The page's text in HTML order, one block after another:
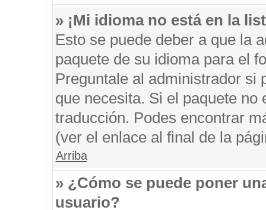
» ¡Mi idioma no está en la
Esto se puede deber a que la
paquete de su idioma para el
Preguntale al administrador si
que necesita. Si el paquete
traducción. Podes encontrar
(ver el enlace al final de la
Arriba
» ¿Cómo se puede poner
usuario?